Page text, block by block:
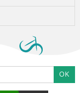
OK